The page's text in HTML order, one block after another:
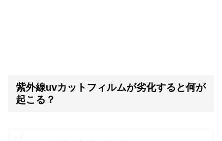
紫外線uvカットフィルムが劣化すると何が
起こる？